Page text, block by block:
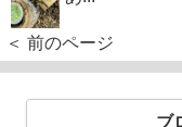
＜ 前のページ
ブ